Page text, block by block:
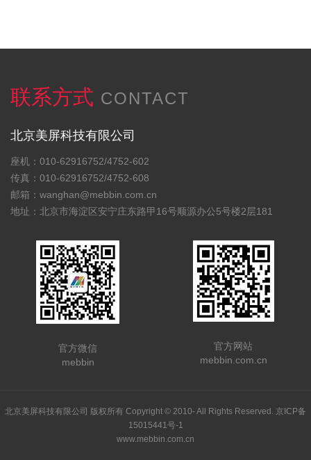
联系方式 CONTACT
北京美屏科技有限公司
座机：010-62916752/4752-602
传真：010-62916752/4752-608
邮箱：wanghan@mebbin.com.cn
地址：北京市海淀区安宁庄东路甲16号顺源办公5号楼2层181
官方微信
mebbin
官方网站
mebbin.com.cn
北京美屏科技有限公司 版权所有 Copyright © 2010- All Rights Reserved. 京ICP备
15015441号-1
www.mebbin.com.cn